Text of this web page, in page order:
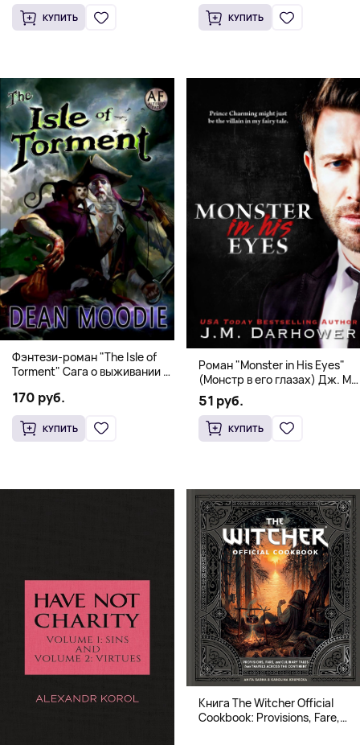
КУПИТЬ КУПИТЬ
Фэнтези-роман "The Isle of
Torment" Сага о выживании и
170 руб.
КУПИТЬ
Роман "Monster in His Eyes"
(Монстр в его глазах) Дж. М.
Дарховер | Mafia Romance
18+
51 руб.
КУПИТЬ
Книга The Witcher Official
Cookbook: Provisions, Fare,